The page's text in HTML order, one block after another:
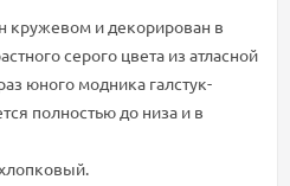
кружевом и декорирован в
серого цвета из атласной
юного модника галстук-
полностью до низа и в